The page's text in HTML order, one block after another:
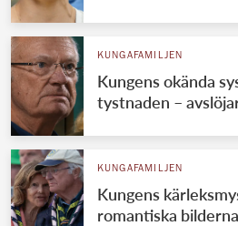
KUNGAFAMILJEN
Kungens okända
tystnaden –
KUNGAFAMILJEN
Kungens
romantiska